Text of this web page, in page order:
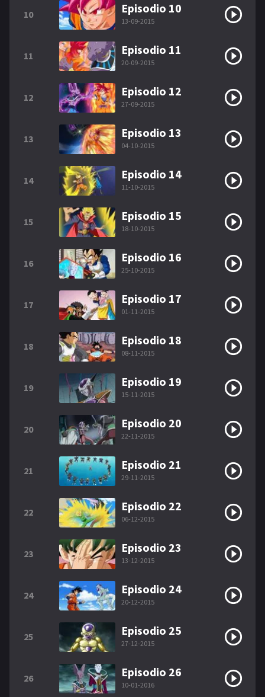
10 Episodio 10
13-09-2015
11 Episodio 11
20-09-2015
12 Episodio 12
27-09-2015
13 Episodio 13
04-10-2015
14 Episodio 14
11-10-2015
15 Episodio 15
18-10-2015
16 Episodio 16
25-10-2015
17 Episodio 17
01-11-2015
18 Episodio 18
08-11-2015
19 Episodio 19
15-11-2015
20 Episodio 20
22-11-2015
21 Episodio 21
29-11-2015
22 Episodio 22
06-12-2015
23 Episodio 23
13-12-2015
24 Episodio 24
20-12-2015
25 Episodio 25
27-12-2015
26 Episodio 26
10-01-2016